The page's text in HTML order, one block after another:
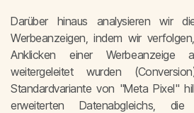
Darüber hinaus analysieren wir
Werbeanzeigen, indem wir
Anklicken einer Werbeanzeige
weitergeleitet wurden
Standardvariante von "Meta Pixel"
erweiterten Datenabgleichs, die